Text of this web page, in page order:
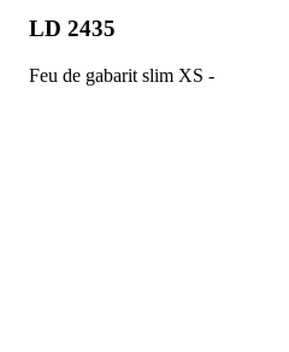
LD 2435
Feu de gabarit slim XS -